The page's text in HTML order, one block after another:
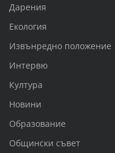
Дарения
Екология
Извънредно положение
Интервю
Култура
Новини
Образование
Общински съвет